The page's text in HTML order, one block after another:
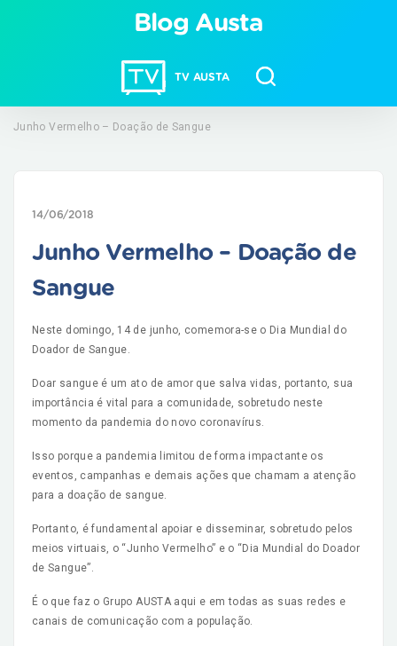
TV AUSTA
Blog Austa
Junho Vermelho – Doação de Sangue
14/06/2018
Junho Vermelho – Doação de
Sangue
Neste domingo, 14 de junho, comemora-se o Dia Mundial do
Doador de Sangue.
Doar sangue é um ato de amor que salva vidas, portanto, sua
importância é vital para a comunidade, sobretudo neste
momento da pandemia do novo coronavírus.
Isso porque a pandemia limitou de forma impactante os
eventos, campanhas e demais ações que chamam a atenção
para a doação de sangue.
Portanto, é fundamental apoiar e disseminar, sobretudo pelos
meios virtuais, o “Junho Vermelho” e o “Dia Mundial do Doador
de Sangue”.
É o que faz o Grupo AUSTA aqui e em todas as suas redes e
canais de comunicação com a população.